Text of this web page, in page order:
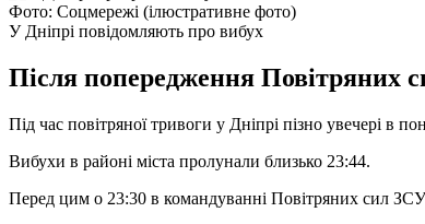
Фото: Соцмережі (ілюстративне фото)
У Дніпрі повідомляють про вибух
Після попередження Повітряних
Під час повітряної тривоги у Дніпрі пізно увечері в
Вибухи в районі міста пролунали близько 23:44.
Перед цим о 23:30 в командуванні Повітряних сил